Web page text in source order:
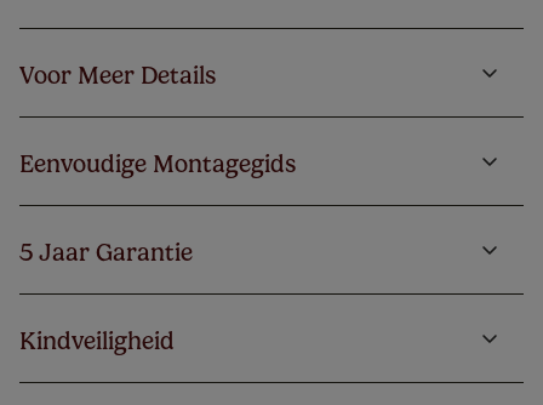
Voor Meer Details
Eenvoudige Montagegids
5 Jaar Garantie
Kindveiligheid